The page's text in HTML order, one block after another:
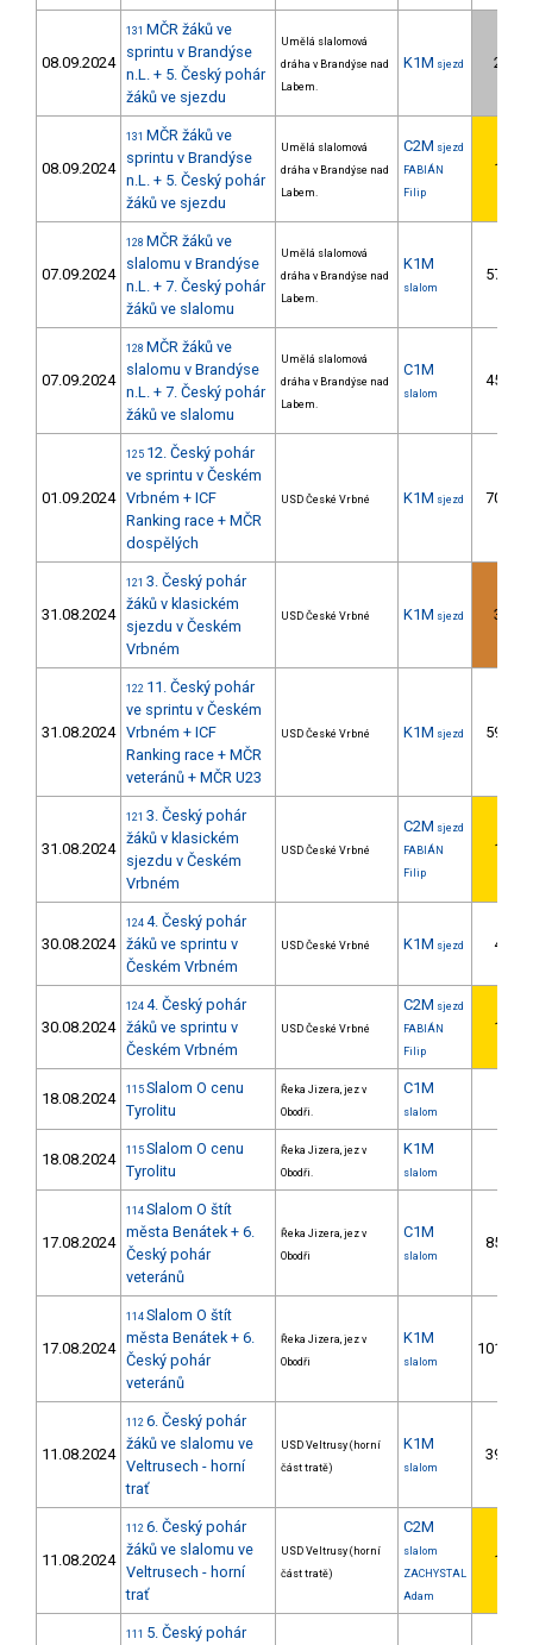
08.09.2024
131 MČR žáků ve
sprintu v Brandýse
n.L. + 5. Český pohár
žáků ve sjezdu
Umělá slalomová
dráha v Brandýse nad
Labem.
K1M sjezd 2.
08.09.2024
131 MČR žáků ve
sprintu v Brandýse
n.L. + 5. Český pohár
žáků ve sjezdu
Umělá slalomová
dráha v Brandýse nad
Labem.
C2M sjezd
FABIÁN
Filip
1.
07.09.2024
128 MČR žáků ve
slalomu v Brandýse
n.L. + 7. Český pohár
žáků ve slalomu
Umělá slalomová
dráha v Brandýse nad
Labem.
K1M
slalom
57.
07.09.2024
128 MČR žáků ve
slalomu v Brandýse
n.L. + 7. Český pohár
žáků ve slalomu
Umělá slalomová
dráha v Brandýse nad
Labem.
C1M
slalom
45.
01.09.2024
125 12. Český pohár
ve sprintu v Českém
Vrbném + ICF
Ranking race + MČR
dospělých
USD České Vrbné K1M sjezd 70.
31.08.2024
121 3. Český pohár
žáků v klasickém
sjezdu v Českém
Vrbném
USD České Vrbné K1M sjezd 3.
31.08.2024
122 11. Český pohár
ve sprintu v Českém
Vrbném + ICF
Ranking race + MČR
veteránů + MČR U23
USD České Vrbné K1M sjezd 59.
31.08.2024
121 3. Český pohár
žáků v klasickém
sjezdu v Českém
Vrbném
USD České Vrbné
C2M sjezd
FABIÁN
Filip
1.
30.08.2024
124 4. Český pohár
žáků ve sprintu v
Českém Vrbném
USD České Vrbné K1M sjezd 4.
30.08.2024
124 4. Český pohár
žáků ve sprintu v
Českém Vrbném
USD České Vrbné
C2M sjezd
FABIÁN
Filip
1.
18.08.2024 115 Slalom O cenu
Tyrolitu
Řeka Jizera, jez v
Obodři.
C1M
slalom
18.08.2024 115 Slalom O cenu
Tyrolitu
Řeka Jizera, jez v
Obodři.
K1M
slalom
17.08.2024
114 Slalom O štít
města Benátek + 6.
Český pohár
veteránů
Řeka Jizera, jez v
Obodři
C1M
slalom
85.
17.08.2024
114 Slalom O štít
města Benátek + 6.
Český pohár
veteránů
Řeka Jizera, jez v
Obodři
K1M
slalom
101.
11.08.2024
112 6. Český pohár
žáků ve slalomu ve
Veltrusech - horní
trať
USD Veltrusy (horní
část tratě)
K1M
slalom
39.
11.08.2024
112 6. Český pohár
žáků ve slalomu ve
Veltrusech - horní
trať
USD Veltrusy (horní
část tratě)
C2M
slalom
ZACHYSTAL
Adam
1.
111 5. Český pohár